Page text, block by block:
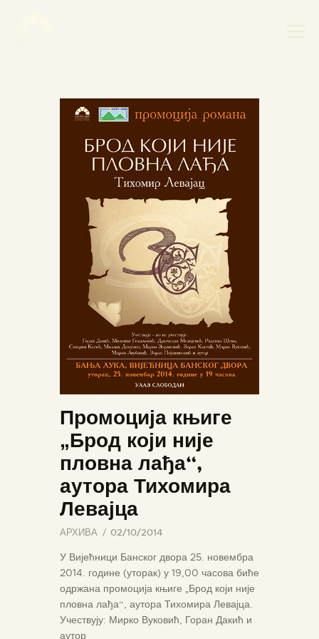
НАСЛОВНА
НАЈАВА ДОГАЂАЈА
БАНСКИ ДВОР
ФОТОГРАФИЈЕ
ВИДЕО
КОНТАКТ
Промоција књиге
„Брод који није
пловна лађа“,
аутора Тихомира
Левајца
АРХИВА 02/10/2014
У Вијећници Банског двора 25. новембра
2014. године (уторак) у 19,00 часова биће
одржана промоција књиге „Брод који није
пловна лађа“, аутора Тихомира Левајца.
Учествују: Мирко Вуковић, Горан Дакић и
аутор